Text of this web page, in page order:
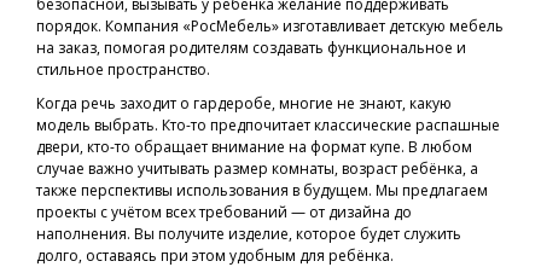
безопасной, вызывать у ребёнка желание поддерживать
порядок. Компания «РосМебель» изготавливает детскую мебель
на заказ, помогая родителям создавать функциональное и
стильное пространство.
Когда речь заходит о гардеробе, многие не знают, какую
модель выбрать. Кто-то предпочитает классические распашные
двери, кто-то обращает внимание на формат купе. В любом
случае важно учитывать размер комнаты, возраст ребёнка, а
также перспективы использования в будущем. Мы предлагаем
проекты с учётом всех требований — от дизайна до
наполнения. Вы получите изделие, которое будет служить
долго, оставаясь при этом удобным для ребёнка.